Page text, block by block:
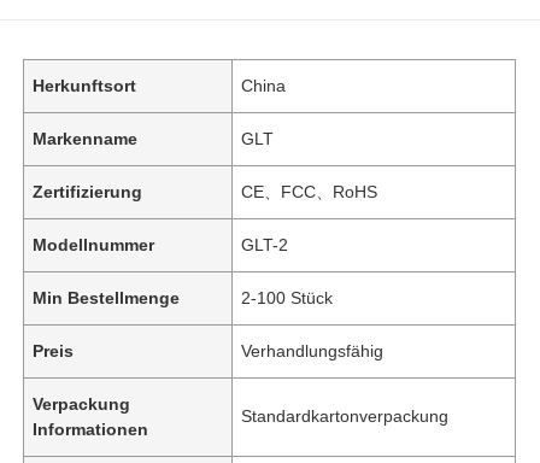
Herkunftsort China
Markenname GLT
Zertifizierung CE、FCC、RoHS
Modellnummer GLT-2
Min Bestellmenge 2-100 Stück
Preis Verhandlungsfähig
Verpackung
Informationen
Standardkartonverpackung